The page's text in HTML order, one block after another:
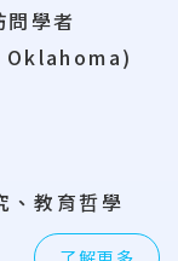
學者
、教育哲學